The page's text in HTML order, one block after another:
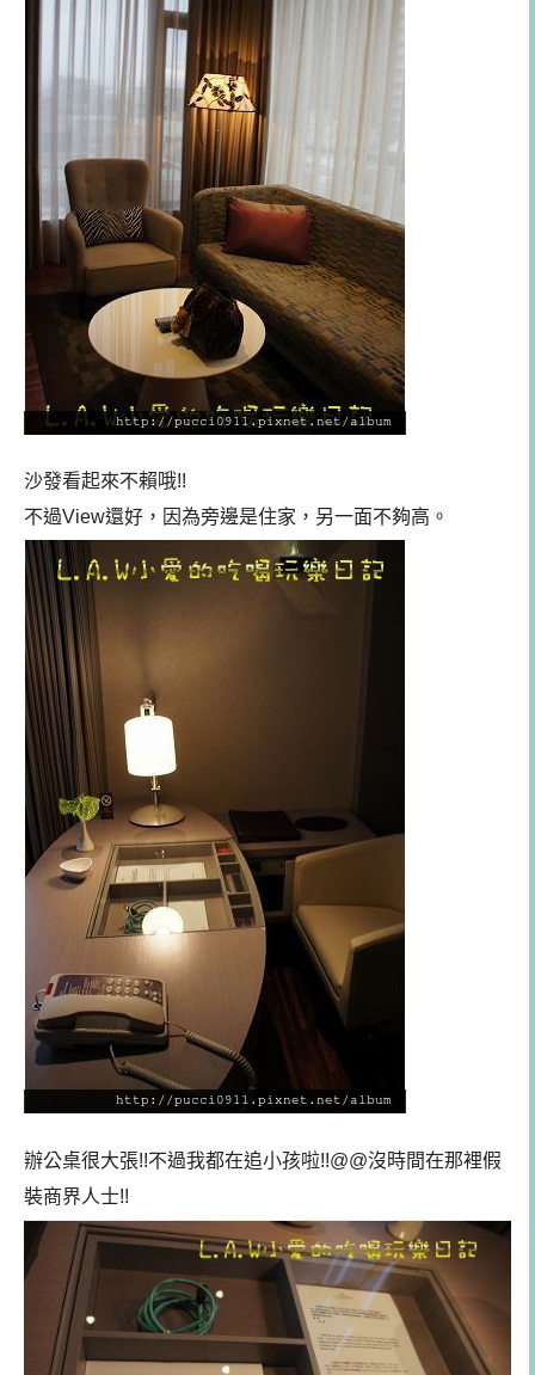
沙發看起來不賴哦!!
不過View還好，因為旁邊是住家，另一面不夠高。
辦公桌很大張!!不過我都在追小孩啦!!@@沒時間在那裡假
裝商界人士!!